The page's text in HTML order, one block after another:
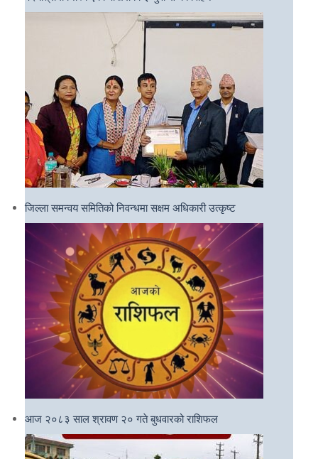
जिल्ला समन्वय समितिको निवन्धमा सक्षम अधिकारी उत्कृष्ट
आज २०८३ साल श्रावण २० गते बुधवारको राशिफल